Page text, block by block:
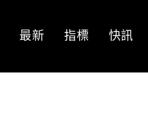
最新 指標 快訊